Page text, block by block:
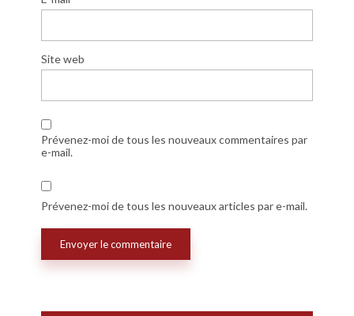
Site web
Prévenez-moi de tous les nouveaux commentaires par
e-mail.
Prévenez-moi de tous les nouveaux articles par e-mail.